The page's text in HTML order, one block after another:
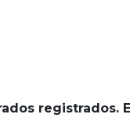
registrados.